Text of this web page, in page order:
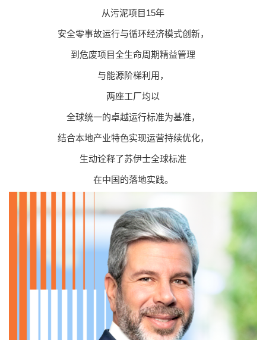
从污泥项目15年
安全零事故运行与循环经济模式创新，
到危废项目全生命周期精益管理
与能源阶梯利用，
两座工厂均以
全球统一的卓越运行标准为基准，
结合本地产业特色实现运营持续优化，
生动诠释了苏伊士全球标准
在中国的落地实践。